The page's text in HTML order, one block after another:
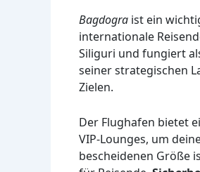
Bagdogra ist ein
internationale
Siliguri und fungiert
seiner strategischen
Zielen.
Der Flughafen bietet
VIP-Lounges, um
bescheidenen Größe